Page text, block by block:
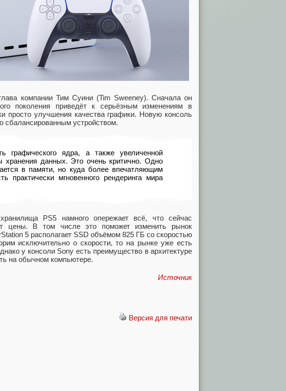
компании Тим Суини (Tim Sweeney). Сначала он
поколения приведёт к серьёзным изменениям в
просто улучшения качества графики. Новую консоль
сбалансированным устройством.
графического ядра, а также увеличенной
хранения данных. Это очень критично. Одно
в памяти, но куда более впечатляющим
практически мгновенного рендеринга мира
PS5 намного опережает всё, что сейчас
цены. В том числе это поможет изменить рынок
5 располагает SSD объёмом 825 ГБ со скоростью
исключительно о скорости, то на рынке уже есть
у консоли Sony есть преимущество в архитектуре
на обычном компьютере.
Источник
Версия для печати